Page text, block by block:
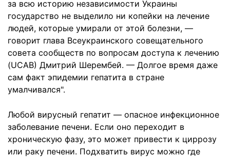
за всю историю независимости Украины
государство не выделило ни копейки на лечение
людей, которые умирали от этой болезни, —
говорит глава Всеукраинского совещательного
совета сообществ по вопросам доступа к лечению
(UCAB) Дмитрий Шерембей. — Долгое время даже
сам факт эпидемии гепатита в стране
умалчивался".
Любой вирусный гепатит — опасное инфекционное
заболевание печени. Если оно переходит в
хроническую фазу, это может привести к циррозу
или раку печени. Подхватить вирус можно где